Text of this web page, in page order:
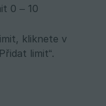
0 – 10
kliknete v
limit“.